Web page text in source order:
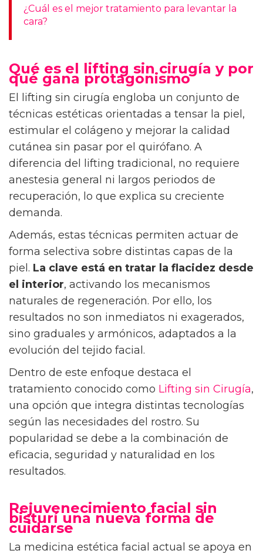
¿Cuál es el mejor tratamiento para levantar la
cara?
Qué es el lifting sin cirugía y por
qué gana protagonismo
El lifting sin cirugía engloba un conjunto de
técnicas estéticas orientadas a tensar la piel,
estimular el colágeno y mejorar la calidad
cutánea sin pasar por el quirófano. A
diferencia del lifting tradicional, no requiere
anestesia general ni largos periodos de
recuperación, lo que explica su creciente
demanda.
Además, estas técnicas permiten actuar de
forma selectiva sobre distintas capas de la
piel. La clave está en tratar la flacidez desde
el interior, activando los mecanismos
naturales de regeneración. Por ello, los
resultados no son inmediatos ni exagerados,
sino graduales y armónicos, adaptados a la
evolución del tejido facial.
Dentro de este enfoque destaca el
tratamiento conocido como Lifting sin Cirugía,
una opción que integra distintas tecnologías
según las necesidades del rostro. Su
popularidad se debe a la combinación de
eficacia, seguridad y naturalidad en los
resultados.
Rejuvenecimiento facial sin
bisturí una nueva forma de
cuidarse
La medicina estética facial actual se apoya en